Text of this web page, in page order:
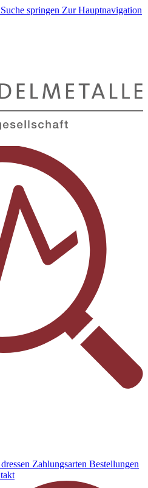
springen Zur Hauptnavigation
Zahlungsarten Bestellungen